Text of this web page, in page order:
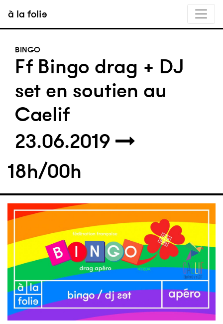
à la folie
Ff Bingo drag + DJ
set en soutien au
Caelif
BINGO
23.06.2019
18h/00h